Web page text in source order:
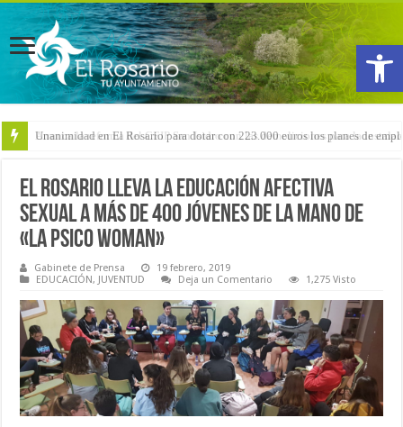
Abrir
Arranca la reforma del CEIP San Isidro con las demoliciones para la
El Rosario lleva la educación afectiva
sexual a más de 400 jóvenes de la mano de
«La Psico Woman»
Gabinete de Prensa
19 febrero, 2019
EDUCACIÓN, JUVENTUD Deja un Comentario 1,275 Visto